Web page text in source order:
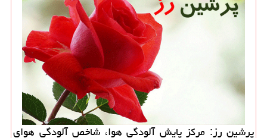
پرشین رز: مركز پایش آلودگی هوا، شاخص آلودگی هوای